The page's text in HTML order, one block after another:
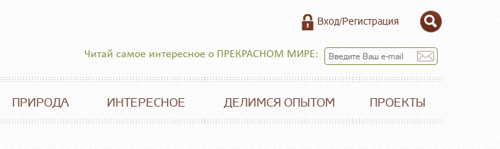
Вход/Регистрация
Читай самое интересное о ПРЕКРАСНОМ МИРЕ:
ПРИРОДА ИНТЕРЕСНОЕ ДЕЛИМСЯ ОПЫТОМ ПРОЕКТЫ